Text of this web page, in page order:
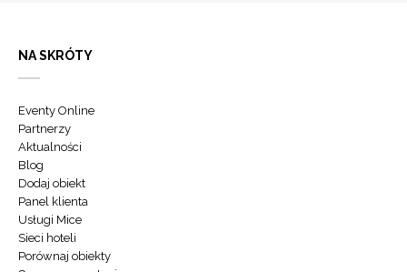
NA SKRÓTY
Eventy Online
Partnerzy
Aktualności
Blog
Dodaj obiekt
Panel klienta
Usługi Mice
Sieci hoteli
Porównaj obiekty